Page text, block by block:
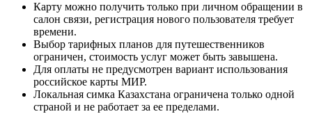
Карту можно получить только при личном обращении в
салон связи, регистрация нового пользователя требует
времени.
Выбор тарифных планов для путешественников
ограничен, стоимость услуг может быть завышена.
Для оплаты не предусмотрен вариант использования
российское карты МИР.
Локальная симка Казахстана ограничена только одной
страной и не работает за ее пределами.